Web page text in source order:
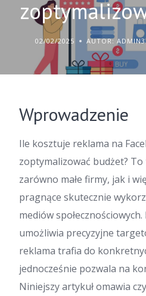
02/02/2025 AUTOR:
Wprowadzenie
Ile kosztuje reklama na
zoptymalizować budżet?
zarówno małe firmy, jak i
pragnące skutecznie
mediów
umożliwia precyzyjne
reklama trafia do
jednocześnie pozwala na
Niniejszy artykuł omawia